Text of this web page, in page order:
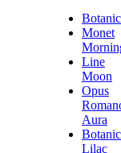
Botanic
Monet
Line
Moon
Opus
Aura
Botanic
Lilac